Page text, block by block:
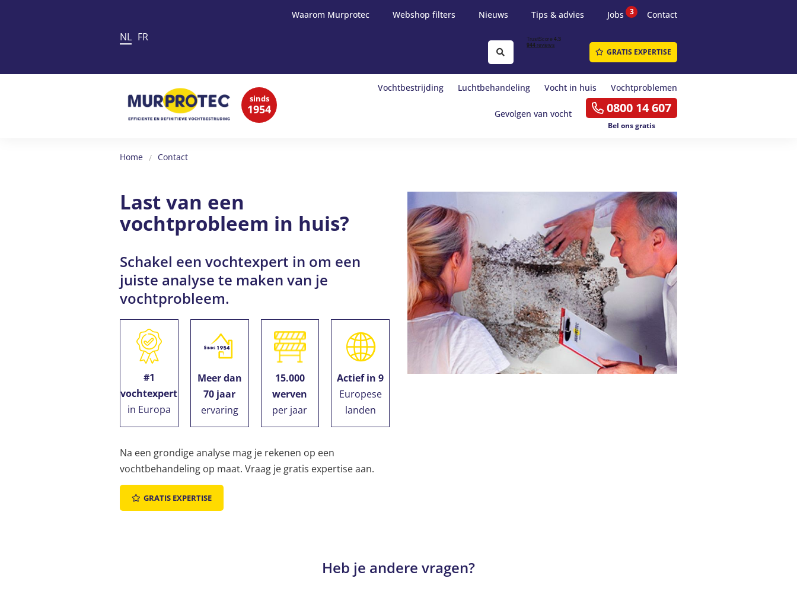
NL FR
Waarom Murprotec Webshop filters Nieuws Tips & advies Jobs 3 Contact
GRATIS EXPERTISE
sinds
1954
Vochtbestrijding Luchtbehandeling Vocht in huis Vochtproblemen
Gevolgen van vocht 0800 14 607
Bel ons gratis
Home Contact
Last van een
vochtprobleem in huis?
Schakel een vochtexpert in om een
juiste analyse te maken van je
vochtprobleem.
#1
vochtexpert
in Europa
Meer dan
70 jaar
ervaring
15.000
werven
per jaar
Actief in 9
Europese
landen
Na een grondige analyse mag je rekenen op een
vochtbehandeling op maat. Vraag je gratis expertise aan.
GRATIS EXPERTISE
Heb je andere vragen?